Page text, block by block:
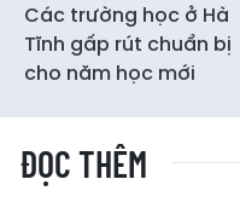
Các trường học ở Hà
Tĩnh gấp rút chuẩn bị
cho năm học mới
ĐỌC THÊM